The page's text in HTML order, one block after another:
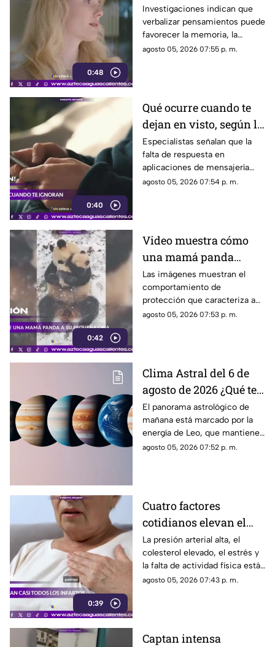
0:48
concentración y la
memoria
Investigaciones indican que
verbalizar pensamientos puede
favorecer la memoria, la
planificación y el manejo de
agosto 05, 2026 07:55 p. m.
0:40
Qué ocurre cuando te
dejan en visto, según la
psicología
Especialistas señalan que la
falta de respuesta en
aplicaciones de mensajería
puede tener efectos
agosto 05, 2026 07:54 p. m.
0:42
Video muestra cómo
una mamá panda
protege a su cría
Las imágenes muestran el
comportamiento de
protección que caracteriza a
las pandas gigantes durante los
agosto 05, 2026 07:53 p. m.
Clima Astral del 6 de
agosto de 2026 ¿Qué te
depara la energía del
día?
El panorama astrológico de
mañana está marcado por la
energía de Leo, que mantiene
el enfoque en la creatividad, la
agosto 05, 2026 07:52 p. m.
0:39
Cuatro factores
cotidianos elevan el
riesgo de infarto
La presión arterial alta, el
colesterol elevado, el estrés y
la falta de actividad física están
entre los principales factores
agosto 05, 2026 07:43 p. m.
Captan intensa